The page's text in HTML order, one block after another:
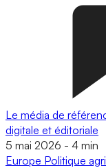
Le média de
digitale et éditoriale
5 mai 2026 - 4 min
Europe Politique